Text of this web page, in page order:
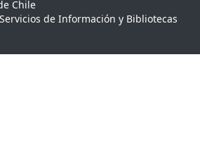
Chile
de Información y Bibliotecas